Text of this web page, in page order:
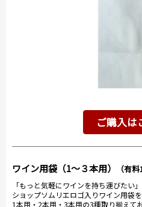
ご購入は
ワイン用袋（1～３本用） （有
「もっと気軽にワインを持ち運びたい
ショップソムリエロゴ入りワイン用袋を
1本用・2本用・3本用の3種取り揃えて